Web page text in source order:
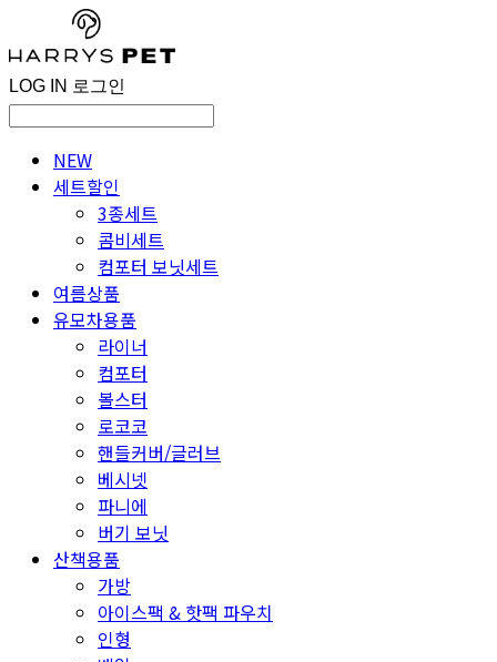
LOG IN 로그인
NEW
세트할인
3종세트
콤비세트
컴포터 보닛세트
여름상품
유모차용품
라이너
컴포터
볼스터
로코코
핸들커버/글러브
베시넷
파니에
버기 보닛
산책용품
가방
아이스팩 & 핫팩 파우치
인형